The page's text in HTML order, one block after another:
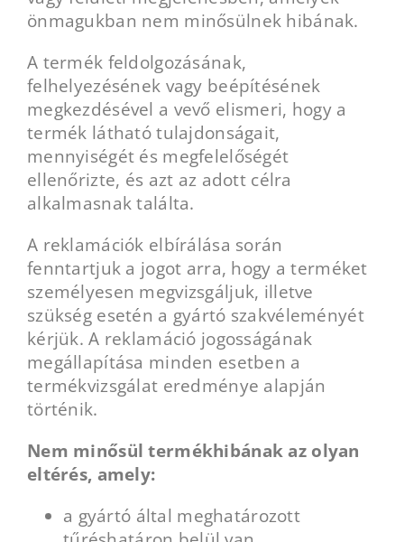
önmagukban nem minősülnek hibának.
A termék feldolgozásának,
felhelyezésének vagy beépítésének
megkezdésével a vevő elismeri, hogy a
termék látható tulajdonságait,
mennyiségét és megfelelőségét
ellenőrizte, és azt az adott célra
alkalmasnak találta.
A reklamációk elbírálása során
fenntartjuk a jogot arra, hogy a terméket
személyesen megvizsgáljuk, illetve
szükség esetén a gyártó szakvéleményét
kérjük. A reklamáció jogosságának
megállapítása minden esetben a
termékvizsgálat eredménye alapján
történik.
Nem minősül termékhibának az olyan
eltérés, amely:
a gyártó által meghatározott